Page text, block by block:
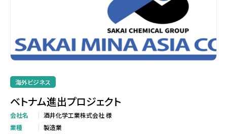
海外ビジネス
ベトナム進出プロジェクト
会社名
酒井化学工業株式会社 様
業種
製造業